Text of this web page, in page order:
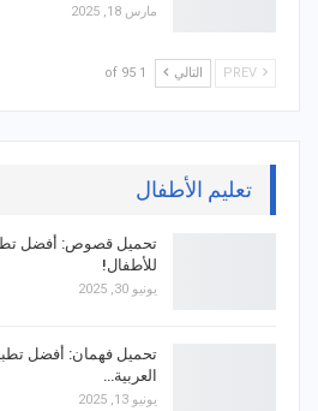
مارس 18, 2025
التالي 1 of 95
تعليم الأطفال
تحميل قصوص: أفضل
للأطفال!
يونيو 30, 2025
تحميل فهمان: أفضل
العربية…
يونيو 13, 2025